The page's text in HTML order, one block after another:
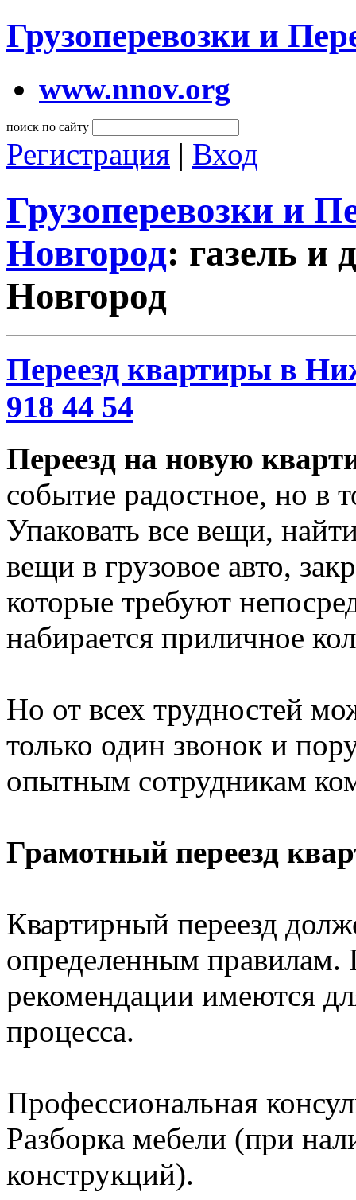
Грузоперевозки и
www.nnov.org
поиск по сайту
Регистрация | Вход
Грузоперевозки и
Новгород: газель и
Новгород
Переезд квартиры в
918 44 54
Переезд на новую
событие радостное, но в
Упаковать все вещи,
вещи в грузовое авто,
которые требуют
набирается приличное
Но от всех трудностей
только один звонок и
опытным сотрудникам
Грамотный переезд
Квартирный переезд
определенным правилам.
рекомендации имеются
процесса.
Профессиональная
Разборка мебели (при
конструкций).